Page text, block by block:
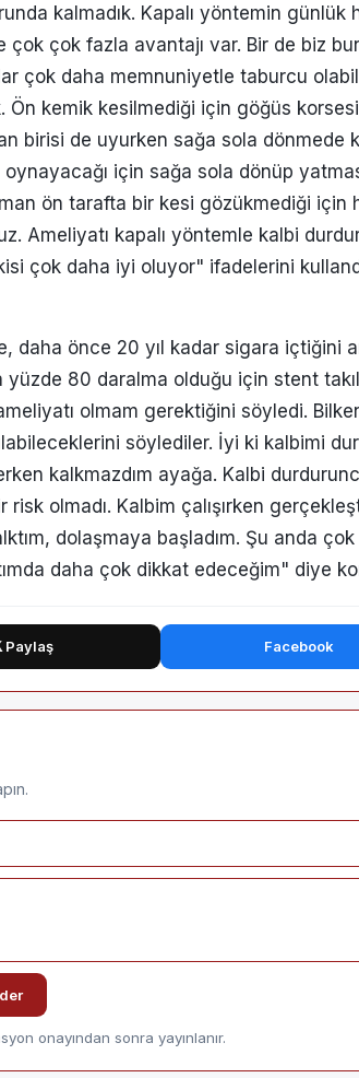
kalmadık. Kapalı yöntemin günlük
çok fazla avantajı var. Bir de biz
çok daha memnuniyetle taburcu
Ön kemik kesilmediği için göğüs
birisi de uyurken sağa sola dönmede
için sağa sola dönüp
ön tarafta bir kesi gözükmediği için
Ameliyatı kapalı yöntemle kalbi
çok daha iyi oluyor" ifadelerini
daha önce 20 yıl kadar sigara içtiğini
yüzde 80 daralma olduğu için stent
olmam gerektiğini söyledi.
söylediler. İyi ki kalbimi
kalkmazdım ayağa. Kalbi
risk olmadı. Kalbim çalışırken
dolaşmaya başladım. Şu anda
daha çok dikkat edeceğim" diye
Paylaş Facebook
onayından sonra yayınlanır.